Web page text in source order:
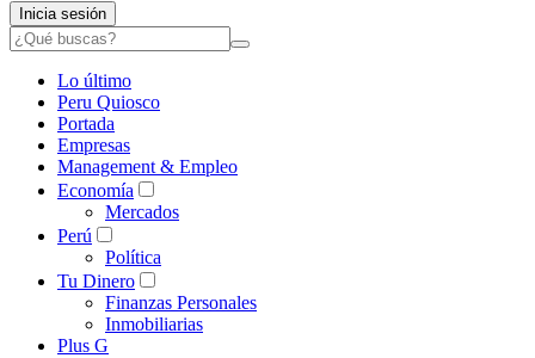
Inicia sesión
Lo último
Peru Quiosco
Portada
Empresas
Management & Empleo
Economía
Mercados
Perú
Política
Tu Dinero
Finanzas Personales
Inmobiliarias
Plus G